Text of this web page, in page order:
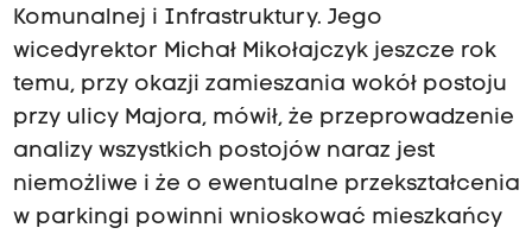
Komunalnej i Infrastruktury. Jego
wicedyrektor Michał Mikołajczyk jeszcze rok
temu, przy okazji zamieszania wokół postoju
przy ulicy Majora, mówił, że przeprowadzenie
analizy wszystkich postojów naraz jest
niemożliwe i że o ewentualne przekształcenia
w parkingi powinni wnioskować mieszkańcy